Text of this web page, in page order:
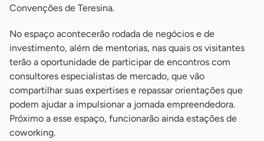
Convenções de Teresina.
No espaço acontecerão rodada de negócios e de
investimento, além de mentorias, nas quais os visitantes
terão a oportunidade de participar de encontros com
consultores especialistas de mercado, que vão
compartilhar suas expertises e repassar orientações que
podem ajudar a impulsionar a jornada empreendedora.
Próximo a esse espaço, funcionarão ainda estações de
coworking.